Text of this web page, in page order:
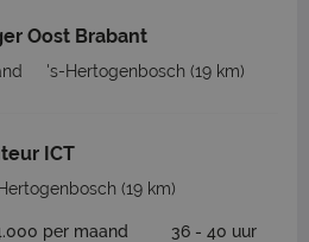
Oost Brabant
's-Hertogenbosch (19 km)
ICT
(19 km)
per maand 36 - 40 uur